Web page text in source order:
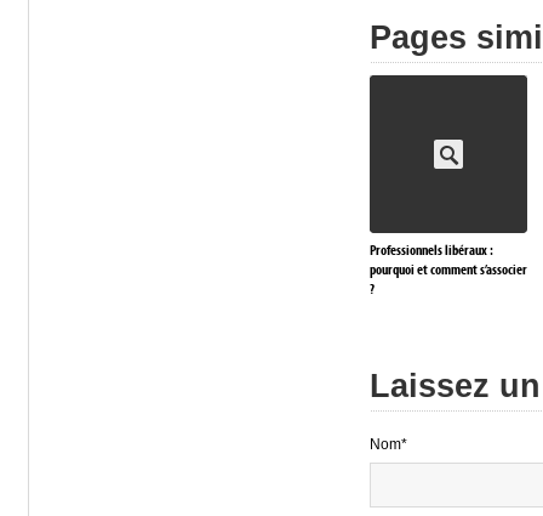
Pages
Professionnels libéraux :
pourquoi et comment s’associer
?
Laissez
Nom*